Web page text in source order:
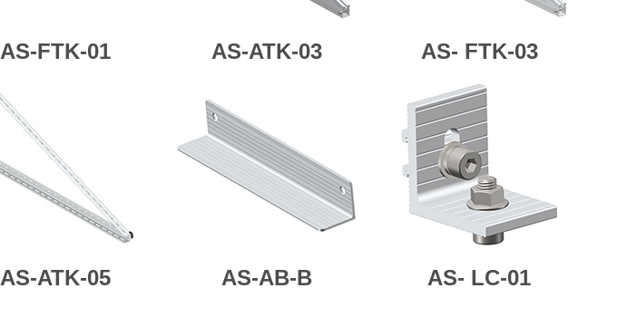
AS-FTK-01 AS-ATK-03 AS- FTK-03
AS-ATK-05 AS-AB-B AS- LC-01